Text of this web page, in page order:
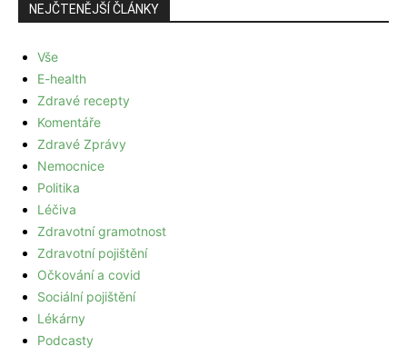
NEJČTENĚJŠÍ ČLÁNKY
Vše
E-health
Zdravé recepty
Komentáře
Zdravé Zprávy
Nemocnice
Politika
Léčiva
Zdravotní gramotnost
Zdravotní pojištění
Očkování a covid
Sociální pojištění
Lékárny
Podcasty